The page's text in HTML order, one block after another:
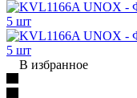
В избранное